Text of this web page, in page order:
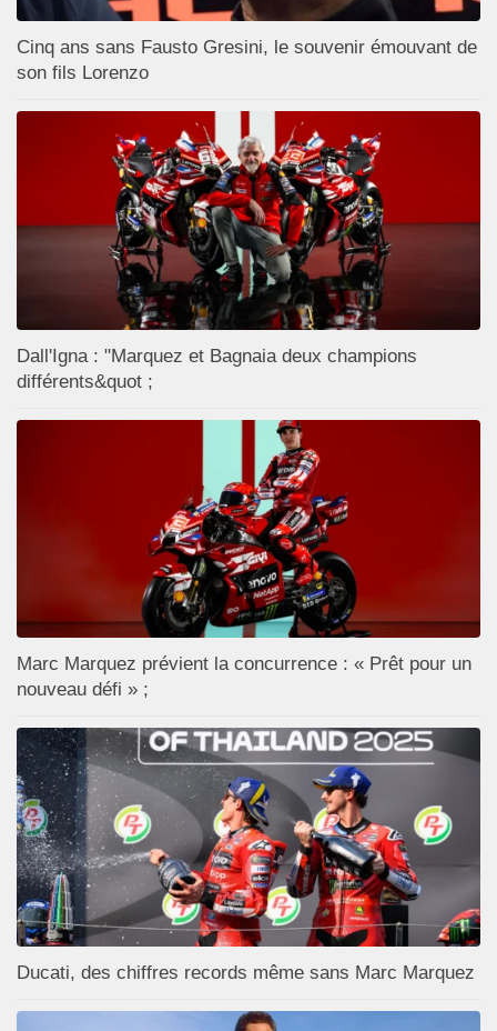
Cinq ans sans Fausto Gresini, le souvenir émouvant de
son fils Lorenzo
Dall'Igna : "Marquez et Bagnaia deux champions
différents&quot ;
Marc Marquez prévient la concurrence : « Prêt pour un
nouveau défi » ;
Ducati, des chiffres records même sans Marc Marquez